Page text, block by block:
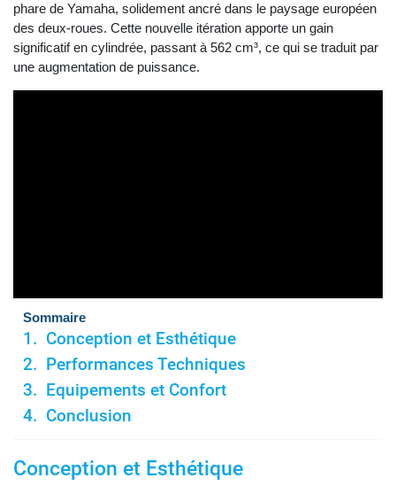
phare de Yamaha, solidement ancré dans le paysage européen
des deux-roues. Cette nouvelle itération apporte un gain
significatif en cylindrée, passant à 562 cm³, ce qui se traduit par
une augmentation de puissance.
Sommaire
Conception et Esthétique
Performances Techniques
Equipements et Confort
Conclusion
Conception et Esthétique